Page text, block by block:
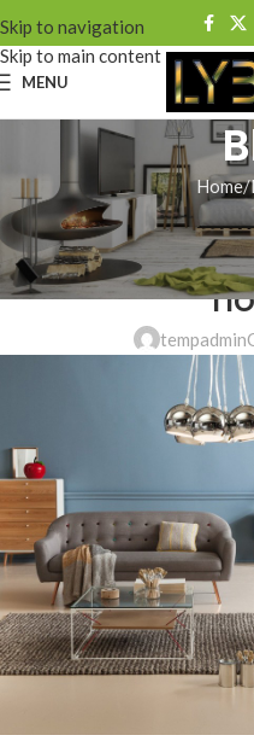
Skip to navigation
Skip to main content
MENU
Home
Exploring
tempadmin